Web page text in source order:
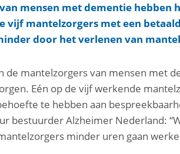
mensen met dementie
vijf mantelzorgers met een
door het verlenen van
de mantelzorgers van mensen met
Eén op de vijf werkende
te hebben aan
bestuurder Alzheimer Nederland:
minder uren gaan
facebook
linkedin